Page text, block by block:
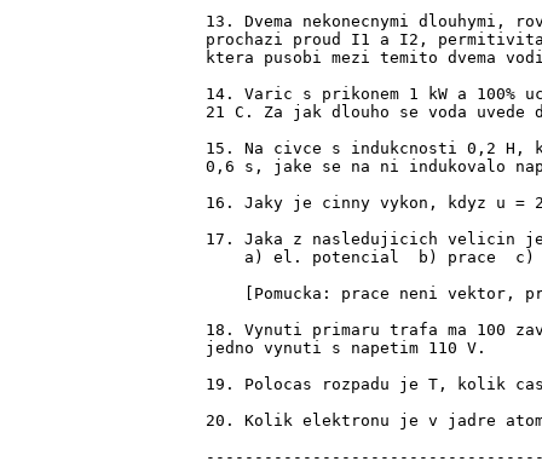
13. Dvema nekonecnymi dlouhymi,
prochazi proud I1 a I2,
ktera pusobi mezi temito dvema
14. Varic s prikonem 1 kW a
21 C. Za jak dlouho se voda uvede
15. Na civce s indukcnosti 0,2 H,
0,6 s, jake se na ni indukovalo
16. Jaky je cinny vykon, kdyz u
17. Jaka z nasledujicich velicin
a) el. potencial  b) prace
[Pomucka: prace neni vektor,
18. Vynuti primaru trafa ma 100
jedno vynuti s napetim 110 V.
19. Polocas rozpadu je T, kolik
20. Kolik elektronu je v jadre